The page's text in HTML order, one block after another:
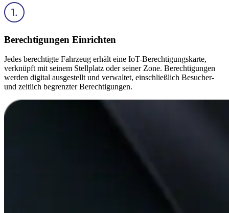
Berechtigungen Einrichten
Jedes berechtigte Fahrzeug erhält eine IoT-Berechtigungskarte,
verknüpft mit seinem Stellplatz oder seiner Zone. Berechtigungen
werden digital ausgestellt und verwaltet, einschließlich Besucher-
und zeitlich begrenzter Berechtigungen.